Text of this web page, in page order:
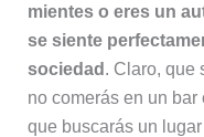
mientes o eres un
se siente
sociedad . Claro, que
no comerás en un
que buscarás un